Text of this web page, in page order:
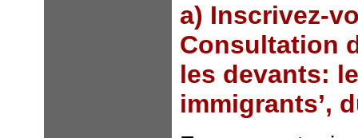
a) Inscrivez-
Consultation
les devants:
immigrants’,